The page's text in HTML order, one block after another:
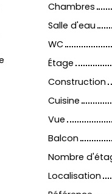
Chambres
Salle d'eau
WC
Étage
Construction
Cuisine
Vue
Balcon
Nombre
Localisation